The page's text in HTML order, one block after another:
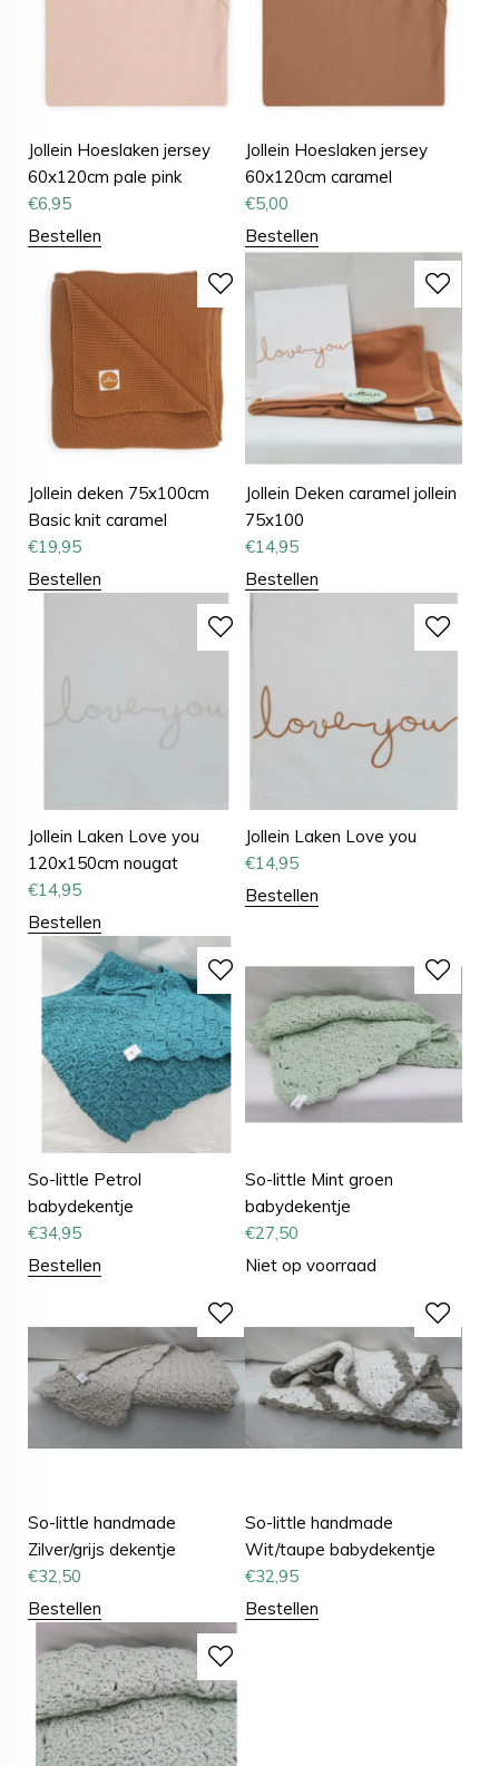
Jollein Hoeslaken jersey
60x120cm pale pink
€6,95
Bestellen
Jollein Hoeslaken jersey
60x120cm caramel
€5,00
Bestellen
Jollein deken 75x100cm
Basic knit caramel
€19,95
Bestellen
Jollein Deken caramel jollein
75x100
€14,95
Bestellen
Jollein Laken Love you
120x150cm nougat
€14,95
Bestellen
Jollein Laken Love you
€14,95
Bestellen
So-little Petrol
babydekentje
€34,95
Bestellen
So-little Mint groen
babydekentje
€27,50
Niet op voorraad
So-little handmade
Zilver/grijs dekentje
€32,50
Bestellen
So-little handmade
Wit/taupe babydekentje
€32,95
Bestellen